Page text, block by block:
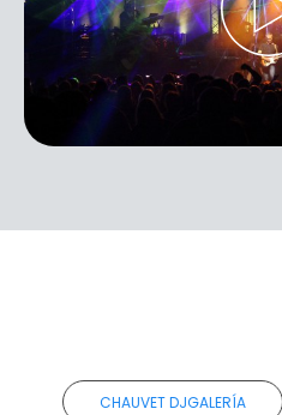
CHAUVET DJGALERÍA